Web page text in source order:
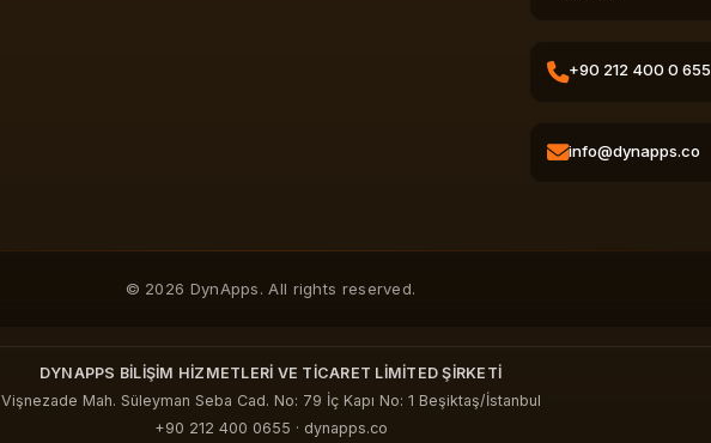
+90 212 400 0 655
info@dynapps.co
© 2026 DynApps. All rights reserved.
DYNAPPS BİLİŞİM HİZMETLERİ VE TİCARET LİMİTED ŞİRKETİ
Vişnezade Mah. Süleyman Seba Cad. No: 79 İç Kapı No: 1 Beşiktaş/İstanbul
+90 212 400 0655 · dynapps.co